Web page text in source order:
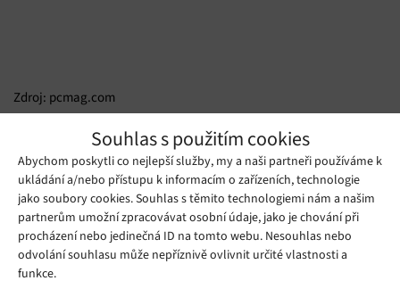
Souhlas s použitím cookies
Abychom poskytli co nejlepší služby, my a naši partneři používáme k
ukládání a/nebo přístupu k informacím o zařízeních, technologie
jako soubory cookies. Souhlas s těmito technologiemi nám a našim
partnerům umožní zpracovávat osobní údaje, jako je chování při
procházení nebo jedinečná ID na tomto webu. Nesouhlas nebo
odvolání souhlasu může nepříznivě ovlivnit určité vlastnosti a
funkce.
Zdroj: pcmag.com
Mohlo by se vám líbit